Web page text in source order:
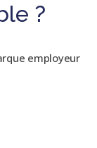
?
employeur